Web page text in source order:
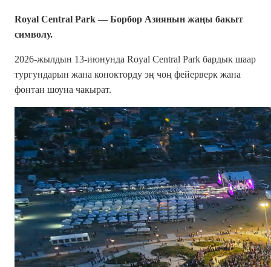
Royal Central Park — Борбор Азиянын жаңы бакыт
символу.
2026-жылдын 13-июнунда Royal Central Park бардык шаар
тургундарын жана конокторду эң чоң фейерверк жана
фонтан шоуна чакырат.